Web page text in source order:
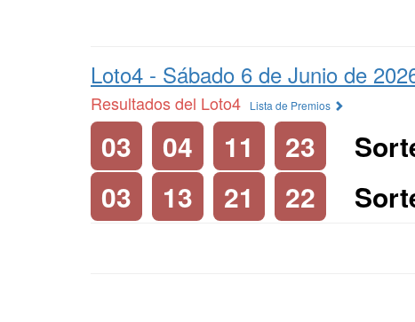
Loto4 - Sábado 6 de Junio de
Resultados del Loto4 Lista de Premios
03 04 11 23
03
13 21 22